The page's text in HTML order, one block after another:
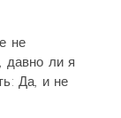
не
давно ли я
Да, и не